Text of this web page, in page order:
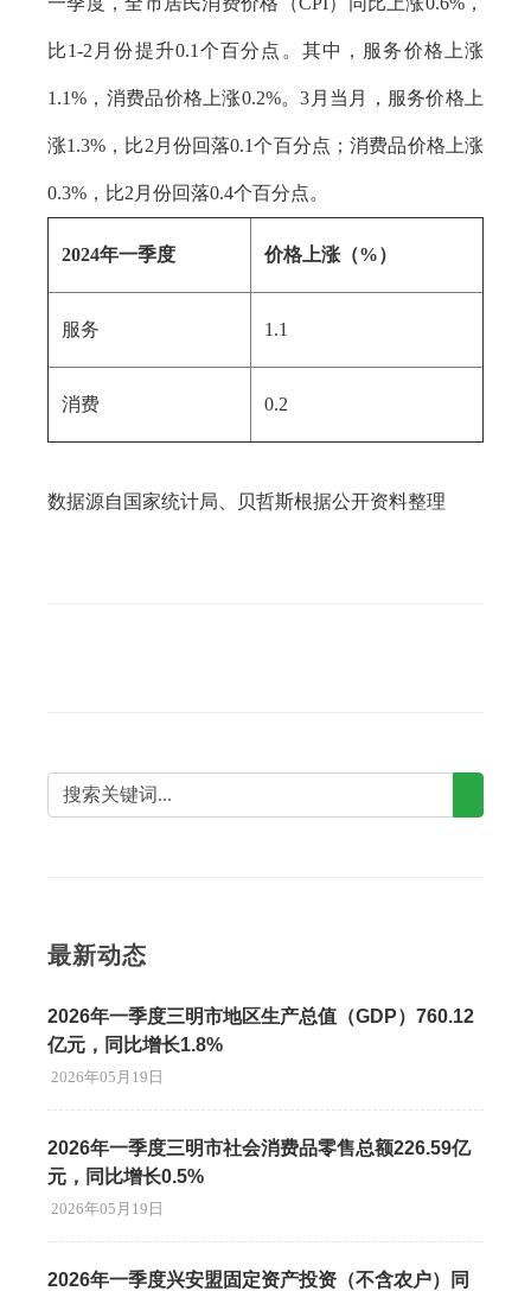
比1-2月份提升0.1个百分点。其中，服务价格上涨
1.1%，消费品价格上涨0.2%。3月当月，服务价格上
涨1.3%，比2月份回落0.1个百分点；消费品价格上涨
0.3%，比2月份回落0.4个百分点。
2024年一季度 价格上涨（%）
服务 1.1
消费 0.2
数据源自国家统计局、贝哲斯根据公开资料整理
最新动态
2026年一季度三明市地区生产总值（GDP）760.12
亿元，同比增长1.8%
2026年05月19日
2026年一季度三明市社会消费品零售总额226.59亿
元，同比增长0.5%
2026年05月19日
2026年一季度兴安盟固定资产投资（不含农户）同